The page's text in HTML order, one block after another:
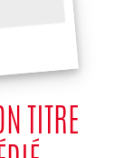
TITRE